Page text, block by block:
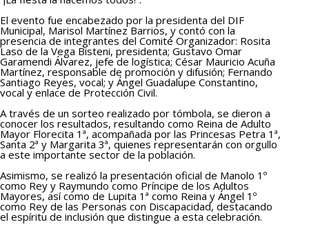
El evento fue encabezado por la presidenta del DIF
Municipal, Marisol Martínez Barrios, y contó con la
presencia de integrantes del Comité Organizador: Rosita
Laso de la Vega Bisteni, presidenta; Gustavo Omar
Garamendi Álvarez, jefe de logística; César Mauricio Acuña
Martínez, responsable de promoción y difusión; Fernando
Santiago Reyes, vocal; y Ángel Guadalupe Constantino,
vocal y enlace de Protección Civil.
A través de un sorteo realizado por tómbola, se dieron a
conocer los resultados, resultando como Reina de Adulto
Mayor Florecita 1ª, acompañada por las Princesas Petra 1ª,
Santa 2ª y Margarita 3ª, quienes representarán con orgullo
a este importante sector de la población.
Asimismo, se realizó la presentación oficial de Manolo 1º
como Rey y Raymundo como Príncipe de los Adultos
Mayores, así como de Lupita 1ª como Reina y Ángel 1º
como Rey de las Personas con Discapacidad, destacando
el espíritu de inclusión que distingue a esta celebración.